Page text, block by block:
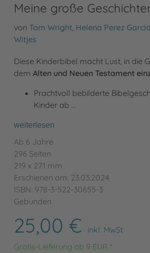
Meine große
von Tom Wright, Helena Perez Garcia
Witjes
Diese Kinderbibel macht Lust, in die
dem Alten und Neuen Testament
Prachtvoll bebilderte
Kinder ab …
weiterlesen
Ab 6 Jahre
296 Seiten
219 x 271 mm
Erschienen am: 23.03.2024
ISBN: 978-3-522-30655-3
Gebunden
25,00 €
inkl. MwSt
Gratis-Lieferung ab 9 EUR *